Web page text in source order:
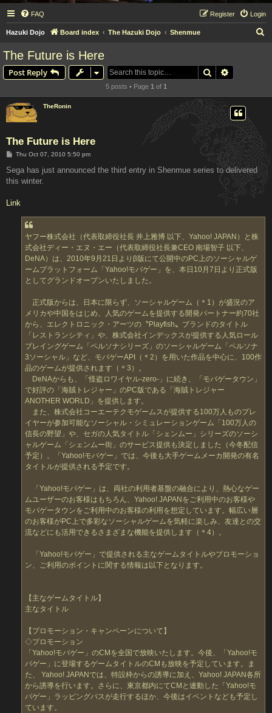
FAQ Login
Register
Hazuki Dojo Board index The Hazuki Dojo Shenmue
The Future is Here
Post Reply Search
5 posts • Page 1 of 1
TheRonin
The Future is Here
P
s
Thu Oct 07, 2010 5:50 pm
Sega has just announced the third entry in Shenmue series to delivered
this winter.
Link
ヤフー株式会社（代表取締役社長 井上雅博 以下、Yahoo! JAPAN）と株
式会社ディー・エヌ・エー（代表取締役社長兼CEO 南場智子 以下、
DeNA）は、2010年9月21日よりβ版にて公開中のPC上のソーシャルゲ
ームプラットフォーム「Yahoo!モバゲー」を、本日10月7日より正式版
としてグランドオープンいたしました。
正式版からは、日本に限らず、ソーシャルゲーム（＊1）が盛況のア
メリカや中国をはじめ、人気のゲームを提供する開発パートナー約70社
から、エレクトロニック・アーツの〝Playfish〟ブランドのタイトル
「レストランシティ」や、株式会社インデックスが提供する人気ロール
プレイングゲーム「ペルソナシリーズ」のソーシャルゲーム「ペルソナ
3ソーシャル」など、モバゲーAPI（＊2）を用いた作品を中心に、100作
品のゲームが提供されます（＊3）。
DeNAからも、「怪盗ロワイヤル-zero-」に続き、「モバゲータウン」
で好評の「海賊トレジャー」のPC版である「海賊トレジャー
ANOTHER WORLD」を提供します。
また、株式会社コーエーテクモゲームスが提供する100万人ものプレ
イヤーが参加可能なソーシャル・シミュレーションゲーム「100万人の
信長の野望」や、セガの人気タイトル「シェンムー」シリーズのソーシ
ャルゲーム「シェンムー街」のサービス提供も決定しました（今冬配信
予定）。「Yahoo!モバゲー」では、今後も大手ゲームメーカ開発の有名
タイトルが提供される予定です。
「Yahoo!モバゲー」は、両社の利用者基盤の融合により、熱心なゲー
ムユーザーのお客様はもちろん、Yahoo! JAPANをご利用中のお客様や
モバゲータウンをご利用中のお客様の利用を想定しています。幅広い層
のお客様がPC上で多彩なソーシャルゲームを気軽に楽しみ、友達との交
流などにも活用できるさまざまな機能を提供します（＊4）。
「Yahoo!モバゲー」で提供される主なゲームタイトルやプロモーショ
ン、ご利用のポイントに関する情報は以下となります。
【主なゲームタイトル】
主なタイトル
【プロモーション・キャンペーンについて】
◇プロモーション
「Yahoo!モバゲー」のCMを全国で放映いたします。今後、「Yahoo!モ
バゲー」に登場するゲームタイトルのCMも放映を予定しています。ま
た、 Yahoo! JAPANでは、特設枠からの誘導に加え、Yahoo! JAPAN各所
から誘導を行います。さらに、東京都内にてCMと連動した「Yahoo!モ
バゲー」ラッピングバスが走行するほか、今後はイベントなども予定し
ています。